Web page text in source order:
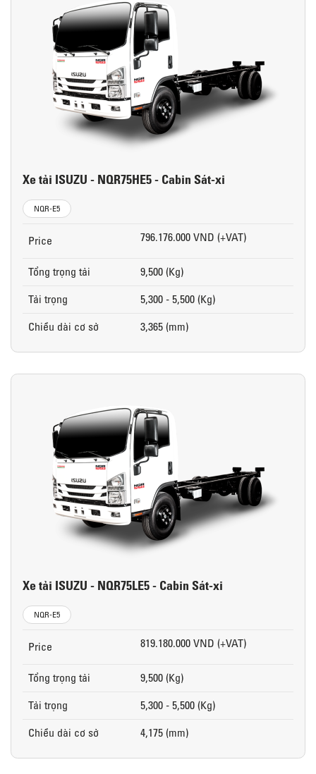
Xe tải ISUZU - NQR75HE5 - Cabin Sát-xi
NQR-E5
Price 796.176.000 VND (+VAT)
Tổng trọng tải
9,500 (Kg)
Tải trọng
5,300 - 5,500 (Kg)
Chiều dài cơ sở
3,365 (mm)
Xe tải ISUZU - NQR75LE5 - Cabin Sát-xi
NQR-E5
Price 819.180.000 VND (+VAT)
Tổng trọng tải
9,500 (Kg)
Tải trọng
5,300 - 5,500 (Kg)
Chiều dài cơ sở
4,175 (mm)